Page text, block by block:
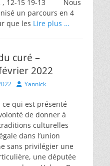
, 12-15 19-13 Nous
un parcours en 4
que les Lire plus …
curé –
2022
Author
Yannick
ce qui est présenté
de donner à
culturelles
dans l’union
sans privilégier une
une députée